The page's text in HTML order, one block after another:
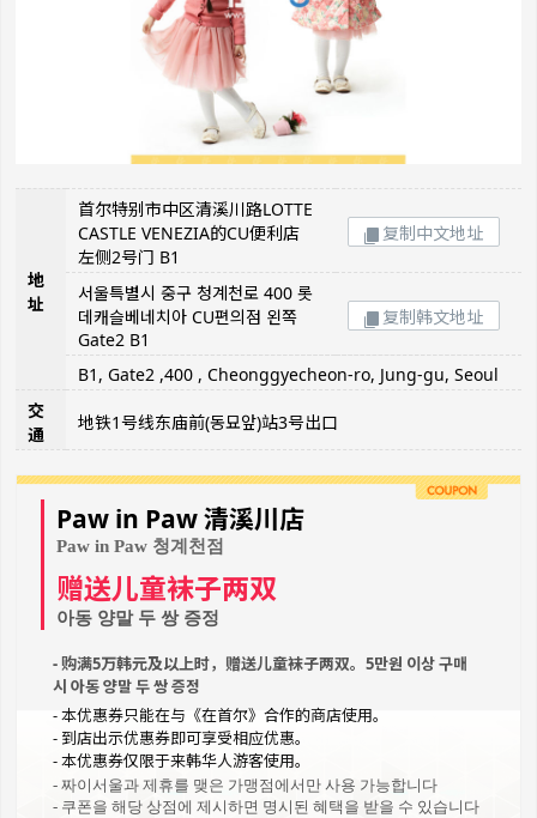
地
址
首尔特别市中区清溪川路LOTTE
CASTLE VENEZIA的CU便利店
左侧2号门 B1
复制中文地址
서울특별시 중구 청계천로 400 롯
데캐슬베네치아 CU편의점 왼쪽
Gate2 B1
复制韩文地址
B1, Gate2 ,400 , Cheonggyecheon-ro, Jung-gu, Seoul
交
通
地铁1号线东庙前(동묘앞)站3号出口
Paw in Paw 清溪川店
Paw in Paw 청계천점
赠送儿童袜子两双
아동 양말 두 쌍 증정
- 购满5万韩元及以上时，赠送儿童袜子两双。5만원 이상 구매
시 아동 양말 두 쌍 증정
- 本优惠券只能在与《在首尔》合作的商店使用。
- 到店出示优惠券即可享受相应优惠。
- 本优惠券仅限于来韩华人游客使用。
- 짜이서울과 제휴를 맺은 가맹점에서만 사용 가능합니다
- 쿠폰을 해당 상점에 제시하면 명시된 혜택을 받을 수 있습니다